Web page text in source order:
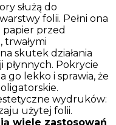
służą do
folii. Pełni ona
przed
trwałymi
skutek działania
płynnych. Pokrycie
go lekko i sprawia, że
wydruków:
użytej folii.
wiele zastosowań